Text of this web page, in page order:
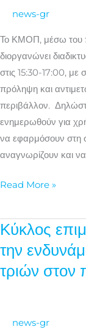
news-gr
Το ΚΜΟΠ, μέσω του
διοργανώνει
στις 15:30-17:00, με
πρόληψη και
περιβάλλον.
ενημερωθούν για
να εφαρμόσουν στη
αναγνωρίζουν και να
Read More »
Κύκλος
την
τριών στον
news-gr
Κύκλος
επιμορφωτικών
δράσεων
για
των